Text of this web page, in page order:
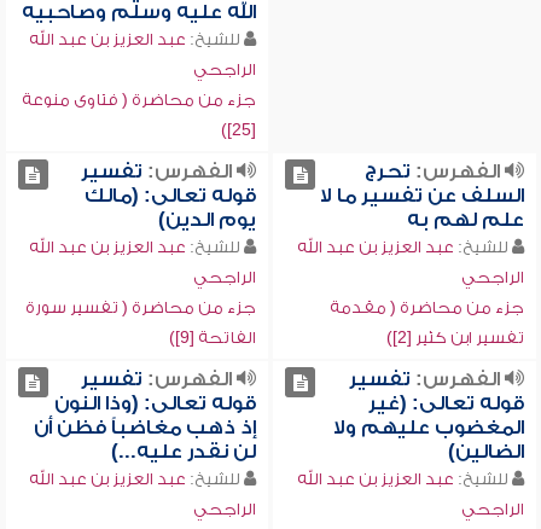
الله عليه وسلم وصاحبيه
للشيخ: عبد العزيز بن عبد الله
الراجحي
جزء من محاضرة ( فتاوى منوعة
[25])
الفهرس: تحرج
السلف عن تفسير ما لا
علم لهم به
للشيخ: عبد العزيز بن عبد الله
الراجحي
جزء من محاضرة ( مقدمة
تفسير ابن كثير [2])
الفهرس: تفسير
قوله تعالى: (مالك
يوم الدين)
للشيخ: عبد العزيز بن عبد الله
الراجحي
جزء من محاضرة ( تفسير سورة
الفاتحة [9])
الفهرس: تفسير
قوله تعالى: (غير
المغضوب عليهم ولا
الضالين)
للشيخ: عبد العزيز بن عبد الله
الراجحي
الفهرس: تفسير
قوله تعالى: (وذا النون
إذ ذهب مغاضباً فظن أن
لن نقدر عليه...)
للشيخ: عبد العزيز بن عبد الله
الراجحي